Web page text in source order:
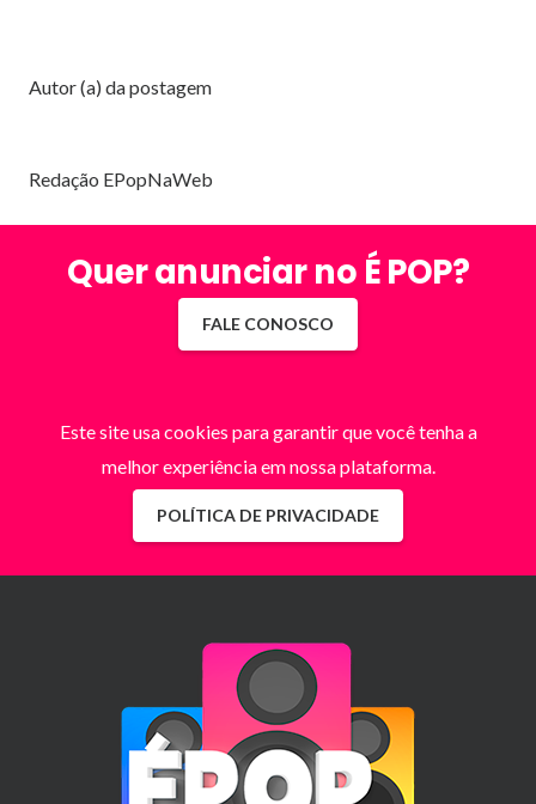
Autor (a) da postagem
Redação EPopNaWeb
Quer anunciar no É POP?
FALE CONOSCO
Este site usa cookies para garantir que você tenha a
melhor experiência em nossa plataforma.
POLÍTICA DE PRIVACIDADE